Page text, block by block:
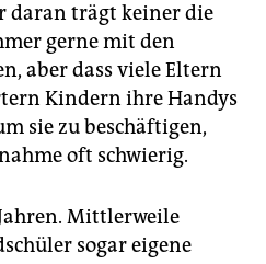
daran trägt keiner die
gerne mit den
aber dass viele Eltern
Kindern ihre Handys
sie zu beschäftigen,
oft ­schwierig.
Mittlerweile
sogar eigene